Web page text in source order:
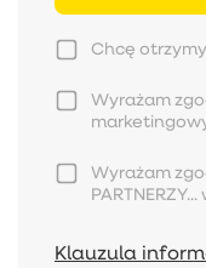
Chcę
Wyrażam
Wyrażam
PARTNERZY...
Klauzula